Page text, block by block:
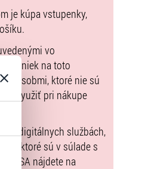
na pódium a s
občerstvenie v podobe
je kúpa vstupenky,
vo
na toto
spôsobmi, ktoré nie sú
využiť pri nákupe
o digitálnych službách,
ktoré sú v súlade s
DSA nájdete na